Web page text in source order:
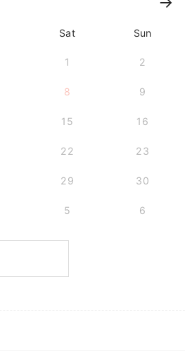
Sat Sun
1 2
8 9
15 16
22 23
29 30
5 6